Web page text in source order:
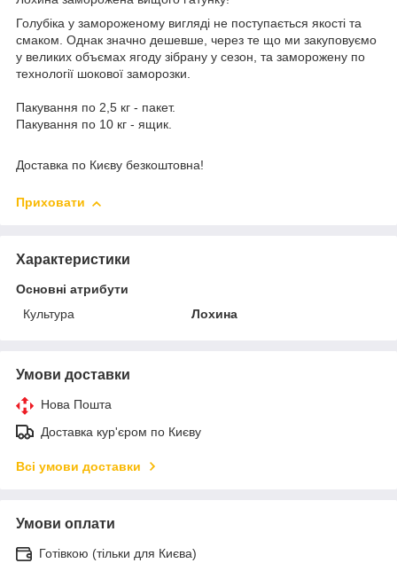
Голубіка у замороженому вигляді не поступається якості та
смаком. Однак значно дешевше, через те що ми закуповуємо
у великих объємах ягоду зібрану у сезон, та заморожену по
технології шокової заморозки.
Пакування по 2,5 кг - пакет.
Пакування по 10 кг - ящик.
Доставка по Києву безкоштовна!
Приховати
Характеристики
Основні атрибути
Культура
Лохина
Умови доставки
Нова Пошта
Доставка кур'єром по Києву
Всі умови доставки
Умови оплати
Готівкою (тільки для Києва)